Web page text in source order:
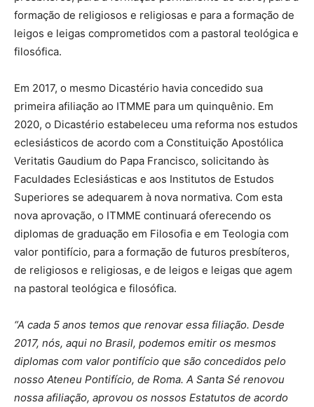
formação de religiosos e religiosas e para a formação de
leigos e leigas comprometidos com a pastoral teológica e
filosófica.
Em 2017, o mesmo Dicastério havia concedido sua
primeira afiliação ao ITMME para um quinquênio. Em
2020, o Dicastério estabeleceu uma reforma nos estudos
eclesiásticos de acordo com a Constituição Apostólica
Veritatis Gaudium do Papa Francisco, solicitando às
Faculdades Eclesiásticas e aos Institutos de Estudos
Superiores se adequarem à nova normativa. Com esta
nova aprovação, o ITMME continuará oferecendo os
diplomas de graduação em Filosofia e em Teologia com
valor pontifício, para a formação de futuros presbíteros,
de religiosos e religiosas, e de leigos e leigas que agem
na pastoral teológica e filosófica.
“A cada 5 anos temos que renovar essa filiação. Desde
2017, nós, aqui no Brasil, podemos emitir os mesmos
diplomas com valor pontifício que são concedidos pelo
nosso Ateneu Pontifício, de Roma. A Santa Sé renovou
nossa afiliação, aprovou os nossos Estatutos de acordo